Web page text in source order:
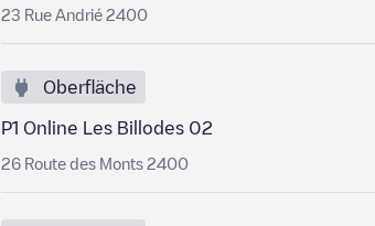
23 Rue Andrié 2400
Oberfläche
P1 Online Les Billodes 02
26 Route des Monts 2400